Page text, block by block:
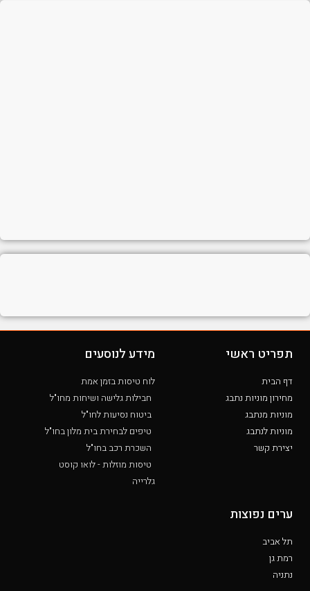
תפריט ראשי
דף הבית
מחירון מוניות נתבג
מוניות מנתבג
מוניות לנתבג
יצירת קשר
מידע לנוסעים
לוח טיסות בזמן אמת
חבילות גלישה ושיחות מחו"ל
ביטוח נסיעות לחו"ל
טיפים לבחירת בית מלון בחו"ל
השכרת רכב בחו"ל
טיסות מוזלות - לואו קוסט
גלרייה
ערים נפוצות
תל אביב
רמת גן
נתניה